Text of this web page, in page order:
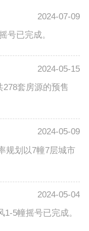
2024-07-09
号已完成。
2024-05-15
278套房源的预售
2024-05-09
规划以7幢7层城市
2024-05-04
5幢摇号已完成。